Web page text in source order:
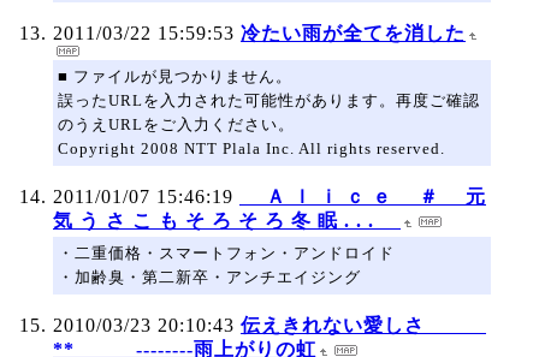
2011/03/22 15:59:53 冷たい雨が全てを消した
■ ファイルが見つかりません。
誤ったURLを入力された可能性があります。再度ご確認
のうえURLをご入力ください。
Copyright 2008 NTT Plala Inc. All rights reserved.
2011/01/07 15:46:19
Ａ ｌ ｉ ｃ ｅ ＃ 元
気 う さ こ も そ ろ そ ろ 冬 眠 . . .
・二重価格・スマートフォン・アンドロイド
・加齢臭・第二新卒・アンチエイジング
2010/03/23 20:10:43 伝えきれない愛しさ
** --------雨上がりの虹